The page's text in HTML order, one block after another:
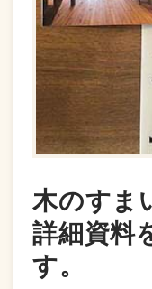
木のすま
詳細資料
す。